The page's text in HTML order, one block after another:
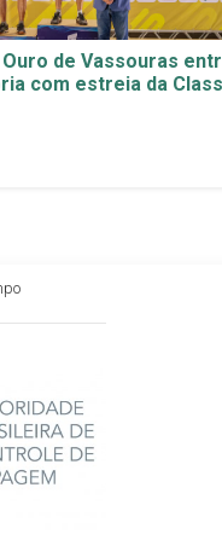
de Vassouras
com estreia da